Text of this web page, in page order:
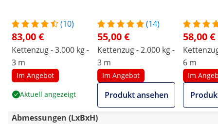
(10)
83,00 €
Kettenzug - 3.000 kg -
3 m
Im Angebot
Aktuell angezeigt
(14)
55,00 €
Kettenzug - 2.000 kg -
3 m
Im Angebot
Produkt ansehen
58,00 €
6 m
Im
Abmessungen (LxBxH)